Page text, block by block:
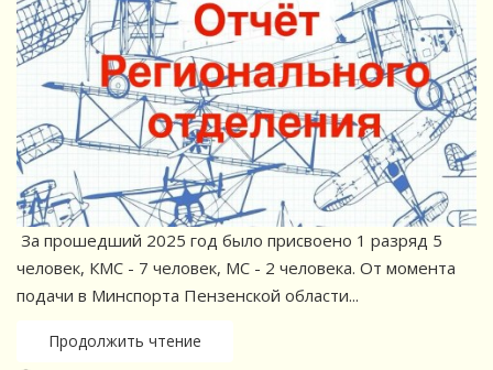
За прошедший 2025 год было присвоено 1 разряд 5
человек, КМС - 7 человек, МС - 2 человека. От момента
подачи в Минспорта Пензенской области...
Продолжить чтение